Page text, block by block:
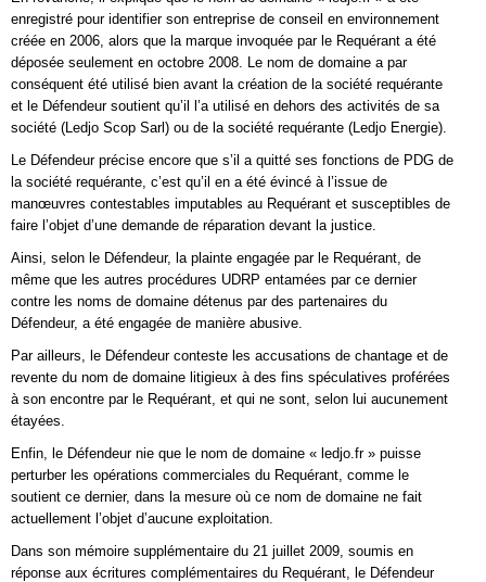
enregistré pour identifier son entreprise de conseil en environnement
créée en 2006, alors que la marque invoquée par le Requérant a été
déposée seulement en octobre 2008. Le nom de domaine a par
conséquent été utilisé bien avant la création de la société requérante
et le Défendeur soutient qu’il l’a utilisé en dehors des activités de sa
société (Ledjo Scop Sarl) ou de la société requérante (Ledjo Energie).
Le Défendeur précise encore que s’il a quitté ses fonctions de PDG de
la société requérante, c’est qu’il en a été évincé à l’issue de
manœuvres contestables imputables au Requérant et susceptibles de
faire l’objet d’une demande de réparation devant la justice.
Ainsi, selon le Défendeur, la plainte engagée par le Requérant, de
même que les autres procédures UDRP entamées par ce dernier
contre les noms de domaine détenus par des partenaires du
Défendeur, a été engagée de manière abusive.
Par ailleurs, le Défendeur conteste les accusations de chantage et de
revente du nom de domaine litigieux à des fins spéculatives proférées
à son encontre par le Requérant, et qui ne sont, selon lui aucunement
étayées.
Enfin, le Défendeur nie que le nom de domaine « ledjo.fr » puisse
perturber les opérations commerciales du Requérant, comme le
soutient ce dernier, dans la mesure où ce nom de domaine ne fait
actuellement l’objet d’aucune exploitation.
Dans son mémoire supplémentaire du 21 juillet 2009, soumis en
réponse aux écritures complémentaires du Requérant, le Défendeur